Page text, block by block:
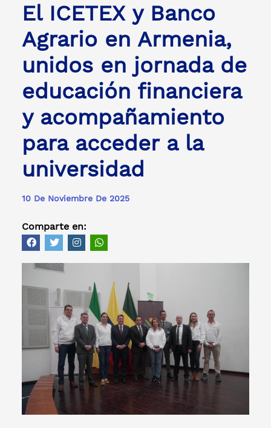
El ICETEX y Banco
Agrario en Armenia,
unidos en jornada de
educación financiera
y acompañamiento
para acceder a la
universidad
10 De Noviembre De 2025
Comparte en: